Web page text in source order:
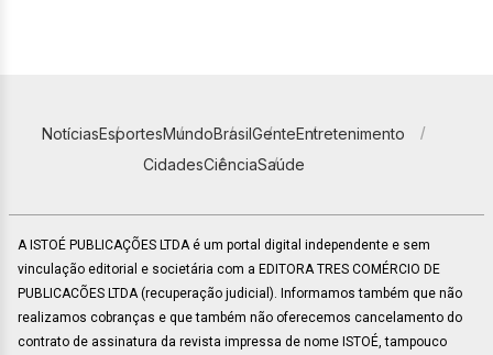
NotíciasEsportesMundoBrasilGenteEntretenimento
CidadesCiênciaSaúde
A ISTOÉ PUBLICAÇÕES LTDA é um portal digital independente e sem
vinculação editorial e societária com a EDITORA TRES COMÉRCIO DE
PUBLICACÕES LTDA (recuperação judicial). Informamos também que não
realizamos cobranças e que também não oferecemos cancelamento do
contrato de assinatura da revista impressa de nome ISTOÉ, tampouco